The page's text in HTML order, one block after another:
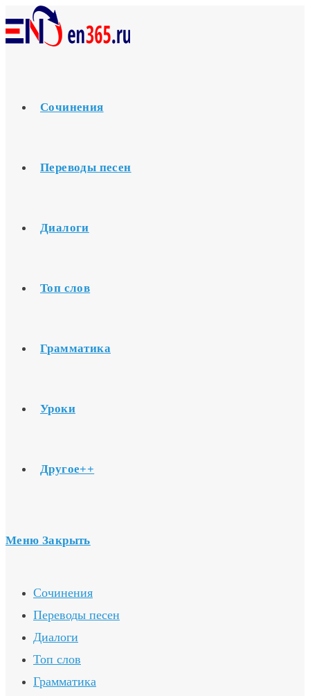
Перейти
к
Сочинения
Переводы песен
Диалоги
Топ слов
Грамматика
Уроки
Другое++
Меню Закрыть
Сочинения
Переводы песен
Диалоги
Топ слов
Грамматика